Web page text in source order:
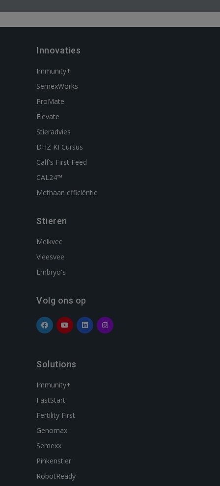
Innovaties
Immunity+
SemexWorks
ProMate
Elevate
Stieradvies
DHZ KI Cursus
Calf's First Feed
CAL24™
Methaan efficiëntie
Stieren
Melkvee
Vleesvee
Embryo's
Volg ons op
Solutions
Immunity+
FastStart
Fertility First
Genomax
Semexx
Pinkenstier
RobotReady